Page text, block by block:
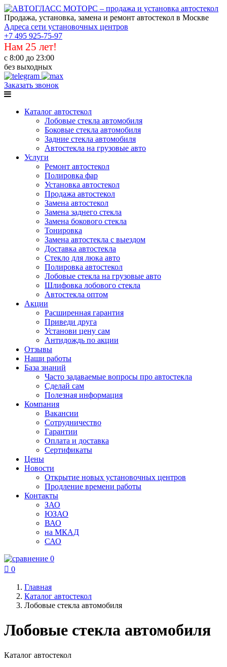
Продажа, установка, замена и ремонт автостекол в Москве
Адреса сети установочных центров
+7 495 925-75-97
Нам 25 лет!
с 8:00 до 23:00
без выходных
Заказать звонок
Каталог автостекол
Лобовые стекла автомобиля
Боковые стекла автомобиля
Задние стекла автомобиля
Автостекла на грузовые авто
Услуги
Ремонт автостекол
Полировка фар
Установка автостекол
Продажа автостекол
Замена автостекол
Замена заднего стекла
Замена бокового стекла
Тонировка
Замена автостекла с выездом
Доставка автостекла
Стекло для люка авто
Полировка автостекол
Лобовые стекла на грузовые авто
Шлифовка лобового стекла
Автостекла оптом
Акции
Расширенная гарантия
Приведи друга
Установи цену сам
Антидождь по акции
Отзывы
Наши работы
База знаний
Часто задаваемые вопросы про автостекла
Сделай сам
Полезная информация
Компания
Вакансии
Сотрудничество
Гарантии
Оплата и доставка
Сертификаты
Цены
Новости
Открытие новых установочных центров
Продление времени работы
Контакты
ЗАО
ЮЗАО
ВАО
на МКАД
САО
0
 0
Главная
Каталог автостекол
Лобовые стекла автомобиля
Лобовые стекла автомобиля
Каталог автостекол